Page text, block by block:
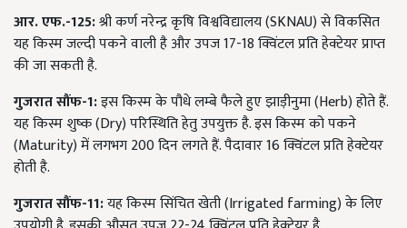
आर. एफ.-125:श्री कर्ण नरेन्द्र कृषि विश्वविद्यालय (SKNAU) से विकसित
यह किस्म जल्दी पकने वाली है और उपज 17-18 क्विंटल प्रति हेक्टेयर प्राप्त
की जा सकती है.
गुजरात सौंफ-1:इस किस्म के पौधे लम्बे फैले हुए झाड़ीनुमा (Herb) होते हैं.
यह किस्म शुष्क (Dry) परिस्थिति हेतु उपयुक्त है. इस किस्म को पकने
(Maturity) में लगभग 200 दिन लगते हैं. पैदावार 16 क्विंटल प्रति हेक्टेयर
होती है.
गुजरात सौंफ-11:यह किस्म सिंचित खेती (Irrigated farming) के लिए